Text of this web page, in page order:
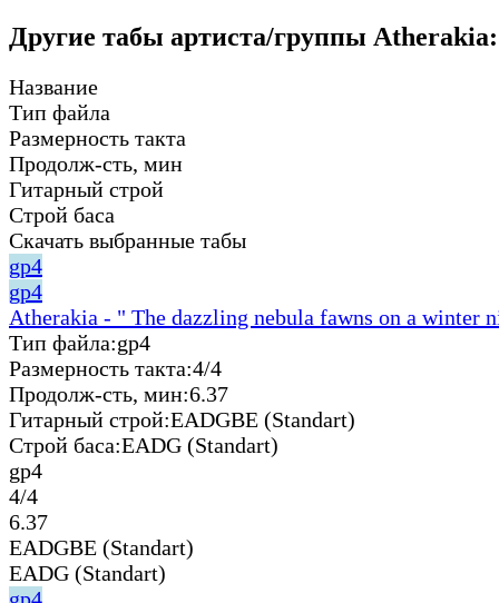
Другие табы артиста/группы Atherakia:
Название
Тип файла
Размерность такта
Продолж-сть, мин
Гитарный строй
Строй баса
Скачать выбранные табы
gp4
gp4
Atherakia - " The dazzling nebula fawns on a winter
Тип файла:gp4
Размерность такта:4/4
Продолж-сть, мин:6.37
Гитарный строй:EADGBE (Standart)
Строй баса:EADG (Standart)
gp4
4/4
6.37
EADGBE (Standart)
EADG (Standart)